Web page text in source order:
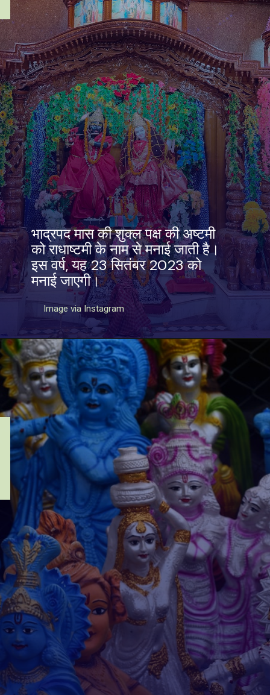
भाद्रपद मास की शुक्ल पक्ष की अष्टमी
को राधाष्टमी के नाम से मनाई जाती है।
इस वर्ष, यह 23 सितंबर 2023 को
मनाई जाएगी।
Image via Instagram